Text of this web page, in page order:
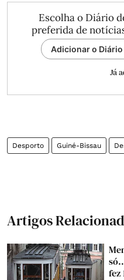
Escolha o Diário
preferida de
Adicionar o
Já
Desporto Guiné-Bissau
Artigos
fez